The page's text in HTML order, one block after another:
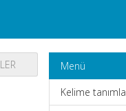
Menü
Kelime